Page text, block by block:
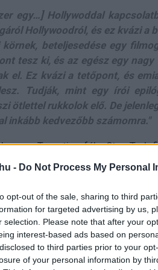
- Do Not Process My Personal
opt-out of the sale, sharing to third
for targeted advertising by us,
selection. Please note that after your
interest-based ads based on
to third parties prior to your
of your personal information by
egy…] Hollywoddal
Hollywoodról, és ez kvázi a
beteljesedése egy
tesz ki, és az egész egy
el. Ez kvázi a tetőpont, és
Tudják, mint egy írói
ötlettel rukkolok elő. De
inkább kedvezőbb számomra."
egy Tarantino-féle Star
Azzal, hogy magára és az
az alkotói szenvedély és a
mint maga Quentin
igaza van QT-nak vagy
#volt egyszer egy hollywood